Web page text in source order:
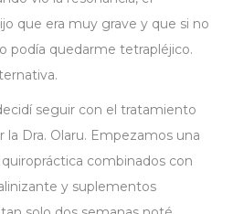
que era muy grave y que si no
podía quedarme tetrapléjico.
seguir con el tratamiento
Dra. Olaru. Empezamos una
combinados con
y suplementos